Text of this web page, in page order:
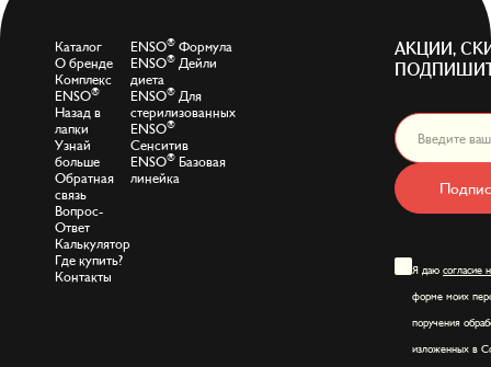
Каталог
О бренде
Комплекс
ENSO®
Назад в
лапки
Узнай
больше
Обратная
связь
Вопрос-
Ответ
Калькулятор
Где купить?
Контакты
ENSO® Формула
ENSO® Дейли
диета
ENSO® Для
стерилизованных
ENSO®
Сенситив
ENSO® Базовая
линейка
АКЦИИ,
Я даю согласие
форме моих
поручения
изложенных в